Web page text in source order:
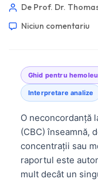
De Prof. Dr.
Niciun comentariu
Ghid pentru
Interpretare analize
O neconcordanță
(CBC) înseamnă,
concentrații sau
raportul este
mult decât un